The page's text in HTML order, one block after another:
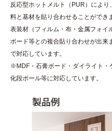
反応型ホットメルト（PUR）によ
料と基材を貼り合わせることができ
表装材（フィルム・布・金属フォイ
ボード等との複合貼り合わせが出来
で対応しています。
※MDF・石膏ボード・ダイライト・
化段ボール等に対応しています。